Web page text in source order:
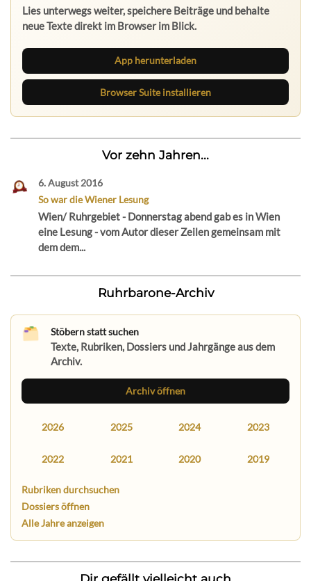
Lies unterwegs weiter, speichere Beiträge und behalte
neue Texte direkt im Browser im Blick.
App herunterladen
Browser Suite installieren
Vor zehn Jahren...
6. August 2016
So war die Wiener Lesung
Wien/ Ruhrgebiet - Donnerstag abend gab es in Wien
eine Lesung - vom Autor dieser Zeilen gemeinsam mit
dem dem...
Ruhrbarone-Archiv
Stöbern statt suchen
Texte, Rubriken, Dossiers und Jahrgänge aus dem
Archiv.
Archiv öffnen
2026 2025 2024 2023
2022 2021 2020 2019
Rubriken durchsuchen
Dossiers öffnen
Alle Jahre anzeigen